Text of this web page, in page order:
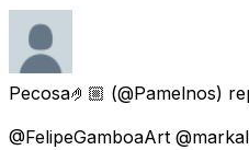
Pecosa🤌🏼 (@Pamelnos)
@FelipeGamboaArt